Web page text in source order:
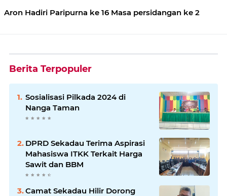
Aron Hadiri Paripurna ke 16 Masa persidangan ke 2
Berita Terpopuler
Sosialisasi Pilkada 2024 di
Nanga Taman
DPRD Sekadau Terima Aspirasi
Mahasiswa ITKK Terkait Harga
Sawit dan BBM
Camat Sekadau Hilir Dorong